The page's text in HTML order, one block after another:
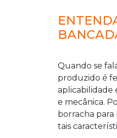
Quando se
produzido é
aplicabilidade
e mecânica.
borracha para
tais